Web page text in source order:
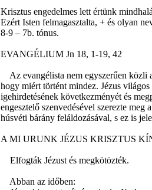
Krisztus engedelmes lett értünk
Ezért Isten felmagasztalta, + és olyan
8-9 – 7b. tónus.
EVANGÉLIUM Jn 18, 1-19, 42
Az evangélista nem egyszerűen közli
hogy miért történt mindez. Jézus
igehirdetésének következményét és
engesztelő szenvedésével szerezte meg
húsvéti bárány feláldozásával, s ez is
A MI URUNK JÉZUS KRISZTUS
Elfogták Jézust és megkötözték.
Abban az időben: